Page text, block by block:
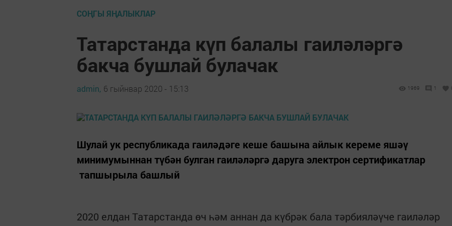
СОҢГЫ ЯҢАЛЫКЛАР
Татарстанда күп балалы гаиләләргә
бакча бушлай булачак
admin, 6 гыйнвар 2020 - 15:13 1969 1
Шулай ук республикада гаиләдәге кеше башына айлык кереме яшәү
минимумыннан түбән булган гаиләләргә даруга электрон сертификатлар
тапшырыла башлый
2020 елдан Татарстанда өч һәм аннан да күбрәк бала тәрбияләүче гаиләләр